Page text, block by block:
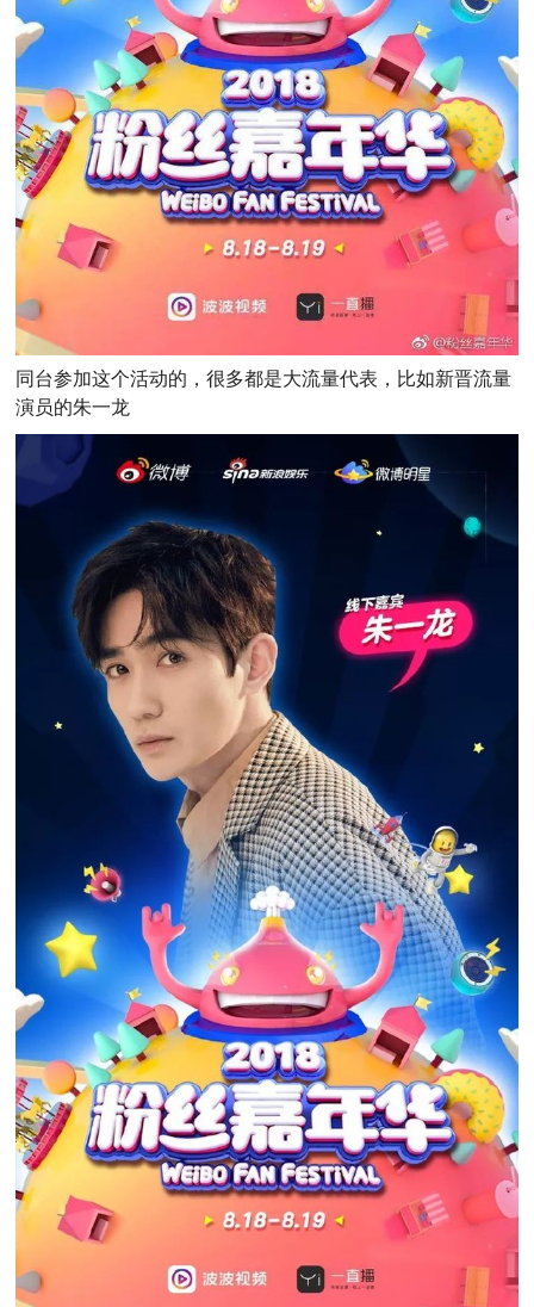
同台参加这个活动的，很多都是大流量代表，比如新晋流量
演员的朱一龙